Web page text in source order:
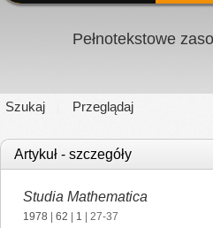
Pełnotekstowe
Szukaj Przeglądaj
Artykuł - szczegóły
Studia Mathematica
1978 62 1 | 27-37